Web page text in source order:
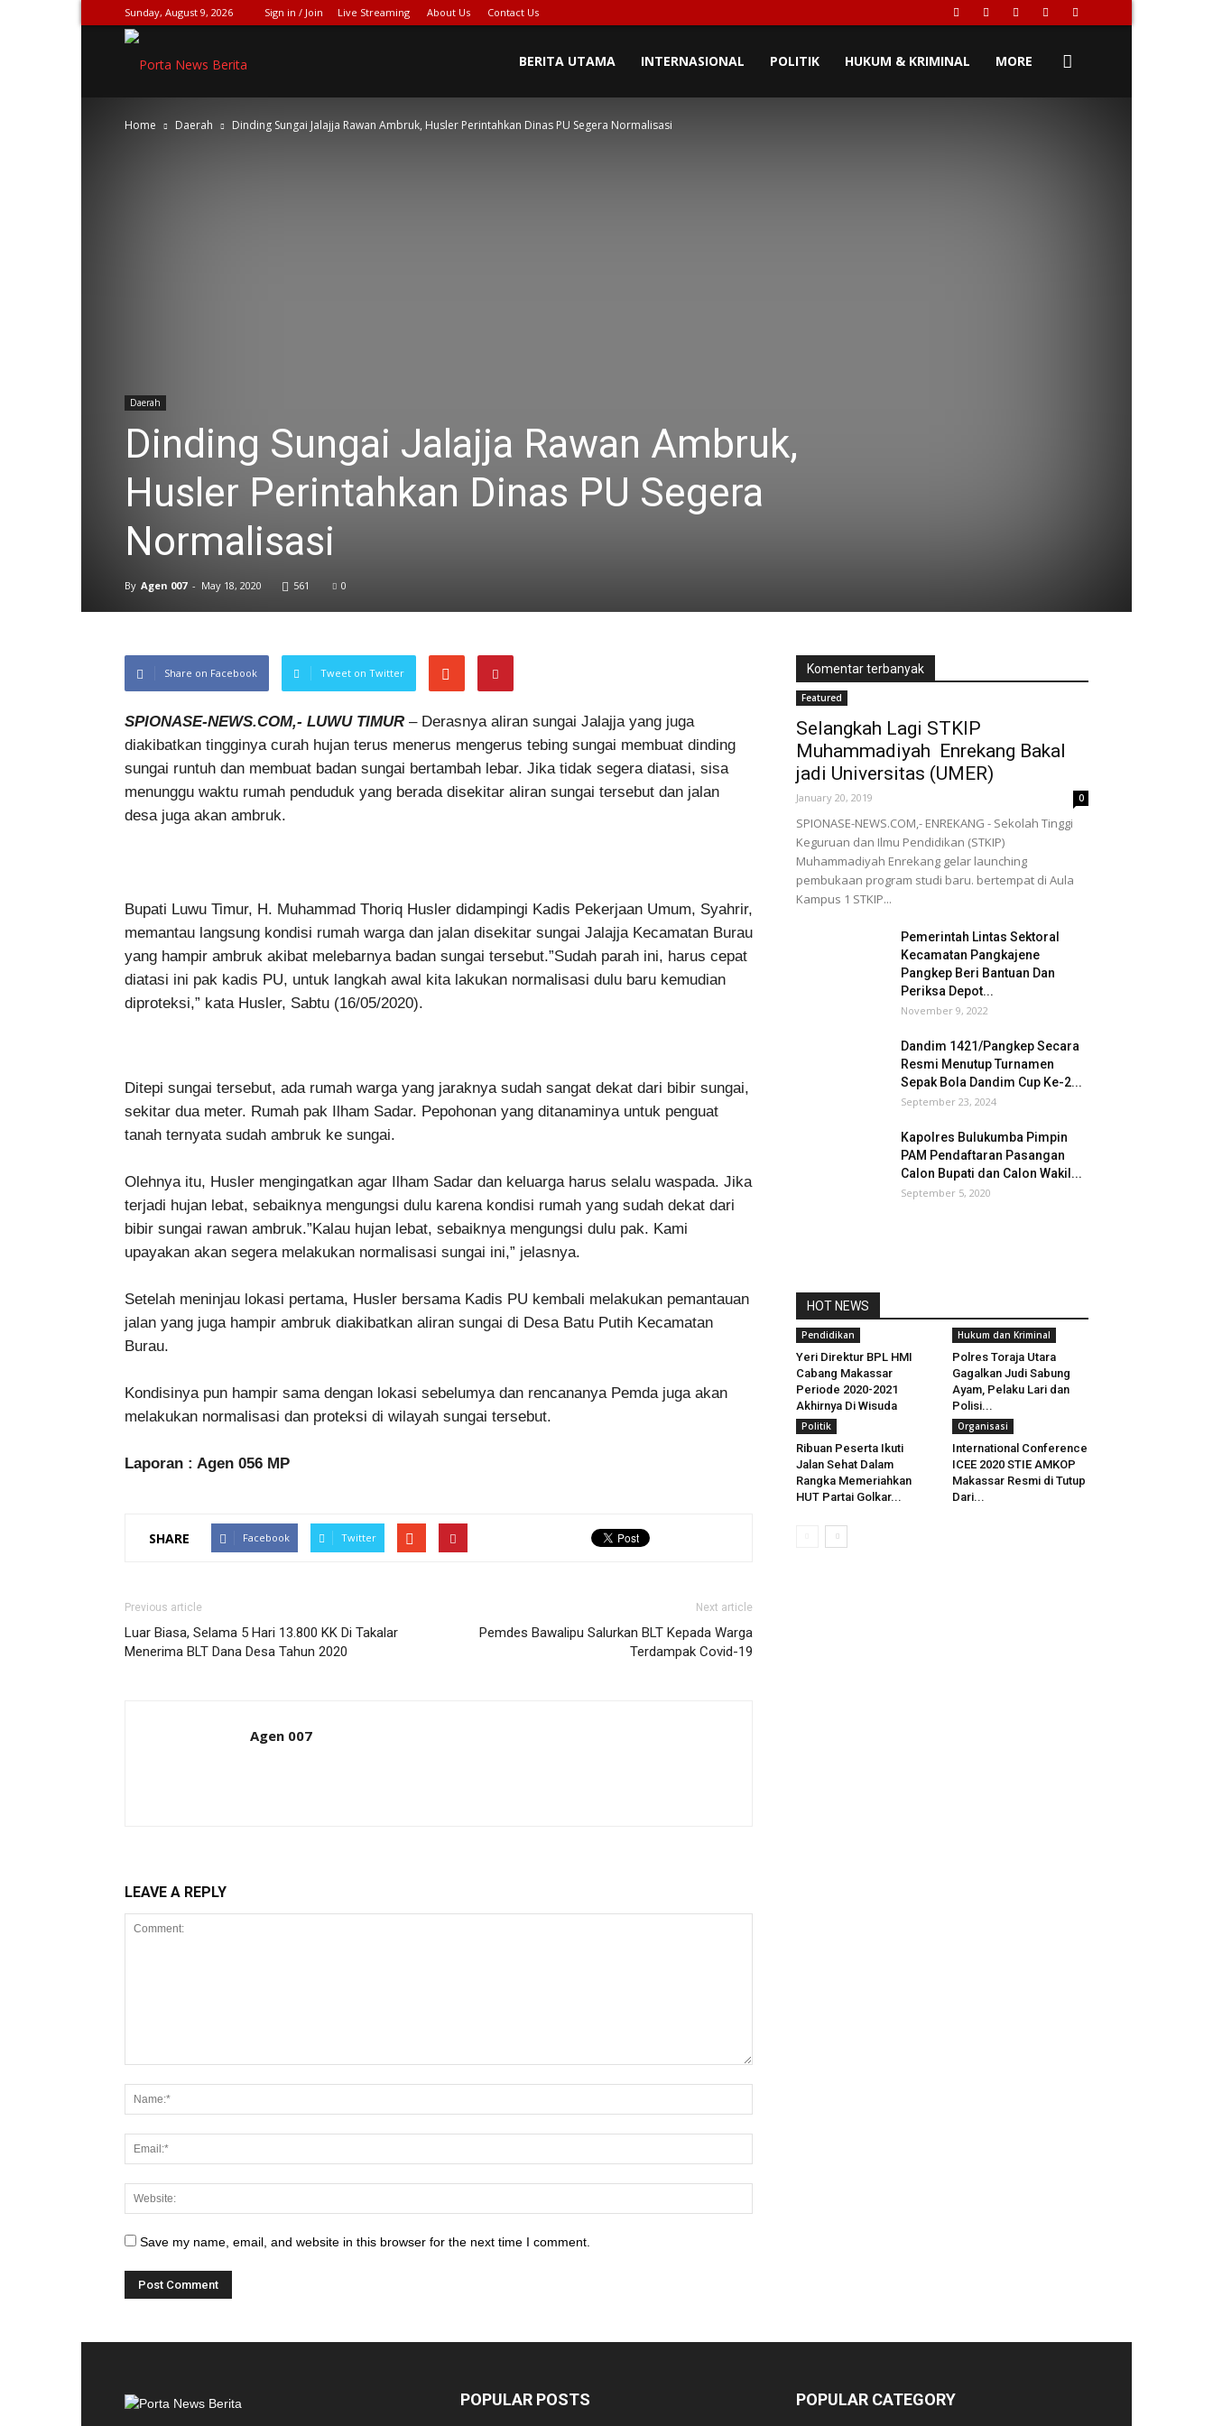
Sunday, August 9, 2026 Sign in / Join Live Streaming About Us Contact Us
NEWS[DOT]COM
BERITA UTAMA INTERNASIONAL POLITIK HUKUM & KRIMINAL MORE
Home Daerah Dinding Sungai Jalajja Rawan Ambruk, Husler Perintahkan Dinas PU Segera Normalisasi
Daerah
Dinding Sungai Jalajja Rawan Ambruk,
Husler Perintahkan Dinas PU Segera
Normalisasi
By Agen 007 - May 18, 2020 561 0
Share on Facebook Tweet on Twitter
SPIONASE-NEWS.COM,- LUWU TIMUR – Derasnya aliran sungai Jalajja yang juga
diakibatkan tingginya curah hujan terus menerus mengerus tebing sungai membuat dinding
sungai runtuh dan membuat badan sungai bertambah lebar. Jika tidak segera diatasi, sisa
menunggu waktu rumah penduduk yang berada disekitar aliran sungai tersebut dan jalan
desa juga akan ambruk.
Bupati Luwu Timur, H. Muhammad Thoriq Husler didampingi Kadis Pekerjaan Umum, Syahrir,
memantau langsung kondisi rumah warga dan jalan disekitar sungai Jalajja Kecamatan Burau
yang hampir ambruk akibat melebarnya badan sungai tersebut.”Sudah parah ini, harus cepat
diatasi ini pak kadis PU, untuk langkah awal kita lakukan normalisasi dulu baru kemudian
diproteksi,” kata Husler, Sabtu (16/05/2020).
Ditepi sungai tersebut, ada rumah warga yang jaraknya sudah sangat dekat dari bibir sungai,
sekitar dua meter. Rumah pak Ilham Sadar. Pepohonan yang ditanaminya untuk penguat
tanah ternyata sudah ambruk ke sungai.
Olehnya itu, Husler mengingatkan agar Ilham Sadar dan keluarga harus selalu waspada. Jika
terjadi hujan lebat, sebaiknya mengungsi dulu karena kondisi rumah yang sudah dekat dari
bibir sungai rawan ambruk.”Kalau hujan lebat, sebaiknya mengungsi dulu pak. Kami
upayakan akan segera melakukan normalisasi sungai ini,” jelasnya.
Setelah meninjau lokasi pertama, Husler bersama Kadis PU kembali melakukan pemantauan
jalan yang juga hampir ambruk diakibatkan aliran sungai di Desa Batu Putih Kecamatan
Burau.
Kondisinya pun hampir sama dengan lokasi sebelumya dan rencananya Pemda juga akan
melakukan normalisasi dan proteksi di wilayah sungai tersebut.
Laporan : Agen 056 MP
SHARE Facebook Twitter
Previous article
Luar Biasa, Selama 5 Hari 13.800 KK Di Takalar
Menerima BLT Dana Desa Tahun 2020
Next article
Pemdes Bawalipu Salurkan BLT Kepada Warga
Terdampak Covid-19
Agen 007
LEAVE A REPLY
Save my name, email, and website in this browser for the next time I comment.
Komentar terbanyak
Featured
Selangkah Lagi STKIP
Muhammadiyah Enrekang Bakal
jadi Universitas (UMER)
January 20, 2019 0
SPIONASE-NEWS.COM,- ENREKANG - Sekolah Tinggi
Keguruan dan Ilmu Pendidikan (STKIP)
Muhammadiyah Enrekang gelar launching
pembukaan program studi baru. bertempat di Aula
Kampus 1 STKIP...
Pemerintah Lintas Sektoral
Kecamatan Pangkajene
Pangkep Beri Bantuan Dan
Periksa Depot...
November 9, 2022
Dandim 1421/Pangkep Secara
Resmi Menutup Turnamen
Sepak Bola Dandim Cup Ke-2...
September 23, 2024
Kapolres Bulukumba Pimpin
PAM Pendaftaran Pasangan
Calon Bupati dan Calon Wakil...
September 5, 2020
HOT NEWS
Pendidikan
Yeri Direktur BPL HMI
Cabang Makassar
Periode 2020-2021
Akhirnya Di Wisuda
Hukum dan Kriminal
Polres Toraja Utara
Gagalkan Judi Sabung
Ayam, Pelaku Lari dan
Polisi...
Politik
Ribuan Peserta Ikuti
Jalan Sehat Dalam
Rangka Memeriahkan
HUT Partai Golkar...
Organisasi
International Conference
ICEE 2020 STIE AMKOP
Makassar Resmi di Tutup
Dari...
POPULAR POSTS POPULAR CATEGORY